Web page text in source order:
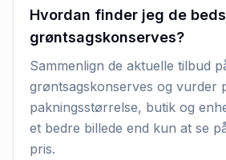
Hvordan finder jeg de
grøntsagskonserves?
Sammenlign de aktuelle tilbud
grøntsagskonserves og vurder
pakningsstørrelse, butik og
et bedre billede end kun at se
pris.